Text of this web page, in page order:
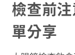
檢查前
單分享